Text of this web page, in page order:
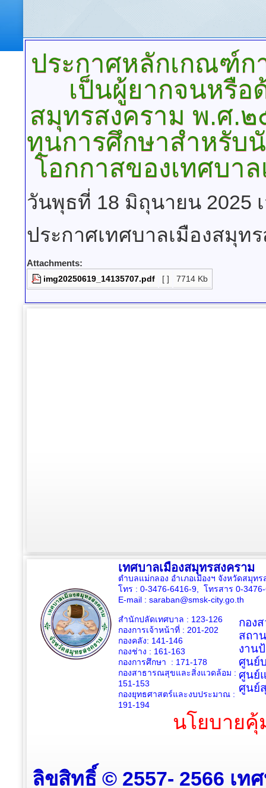
ประกาศหลักเกณฑ์ก
เป็นผู้ยากจนหรือ
สมุทรสงคราม พ.ศ.๒
ทุนการศึกษาสำหรับ
โอกกาสของเทศบา
วันพุธที่ 18 มิถุนายน 2025
ประกาศเทศบาลเมืองสมุท
Attachments:
img20250619_14135707.pdf [ ] 7714 Kb
เทศบาลเมืองสมุทรสงคราม
ตำบลแม่กลอง อำเภอเมืองฯ จังหวัดสมุท
โทร : 0-3476-6416-9, โทรสาร 0-
E-mail : saraban@smsk-city.go.th
สำนักปลัดเทศบาล : 123-126
กองการเจ้าหน้าที่ : 201-202
กองคลัง: 141-146
กองช่าง : 161-163
กองการศึกษา : 171-178
กองสาธารณสุขและสิ่งแวดล้อม :
151-153
กองยุทธศาสตร์และงบประมาณ :
191-194
กอง
สถา
งาน
ศูนย์
ศูนย์
ศูนย์
นโยบาย
ลิขสิทธิ์ © 2557- 2566 เท